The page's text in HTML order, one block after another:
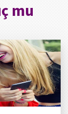
mu